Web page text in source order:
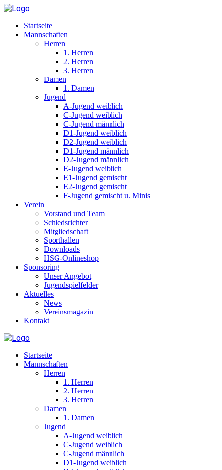
Startseite
Mannschaften
Herren
1. Herren
2. Herren
3. Herren
Damen
1. Damen
Jugend
A-Jugend weiblich
C-Jugend weiblich
C-Jugend männlich
D1-Jugend weiblich
D2-Jugend weiblich
D1-Jugend männlich
D2-Jugend männlich
E-Jugend weiblich
E1-Jugend gemischt
E2-Jugend gemischt
F-Jugend gemischt u. Minis
Verein
Vorstand und Team
Schiedsrichter
Mitgliedschaft
Sporthallen
Downloads
HSG-Onlineshop
Sponsoring
Unser Angebot
Jugendspielfelder
Aktuelles
News
Vereinsmagazin
Kontakt
Startseite
Mannschaften
Herren
1. Herren
2. Herren
3. Herren
Damen
1. Damen
Jugend
A-Jugend weiblich
C-Jugend weiblich
C-Jugend männlich
D1-Jugend weiblich